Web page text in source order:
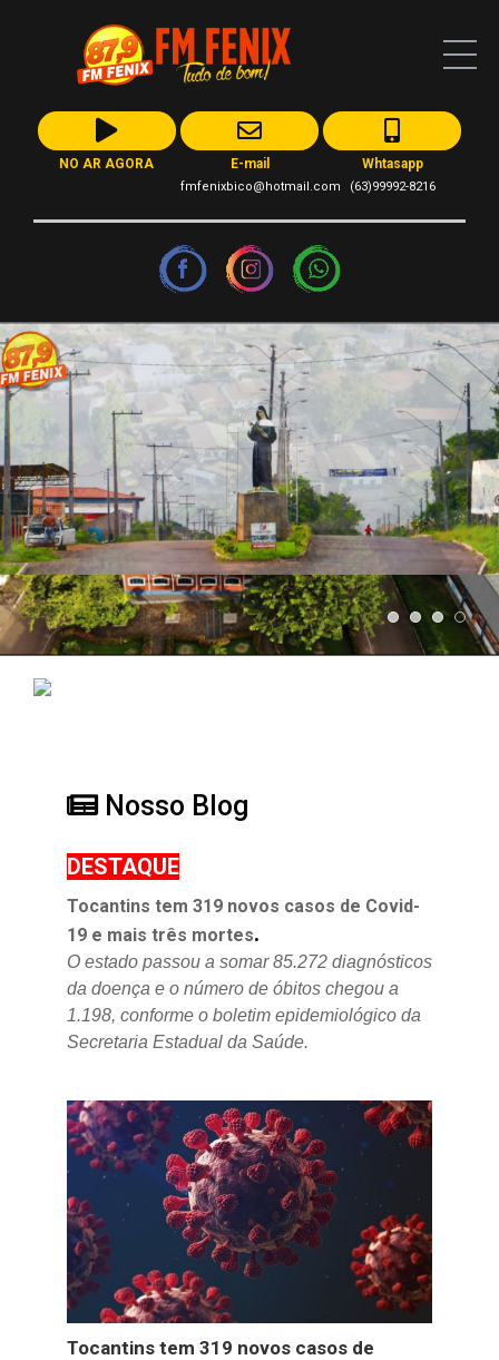
NO AR AGORA E-mail
fmfenixbico@hotmail.com
Whtasapp
(63)99992-8216
Nosso Blog
DESTAQUE
Tocantins tem 319 novos casos de Covid-
19 e mais três mortes.
O estado passou a somar 85.272 diagnósticos
da doença e o número de óbitos chegou a
1.198, conforme o boletim epidemiológico da
Secretaria Estadual da Saúde.
Tocantins tem 319 novos casos de